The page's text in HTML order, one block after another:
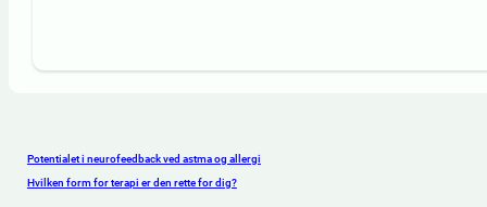
Potentialet i neurofeedback ved astma og allergi
Hvilken form for terapi er den rette for dig?